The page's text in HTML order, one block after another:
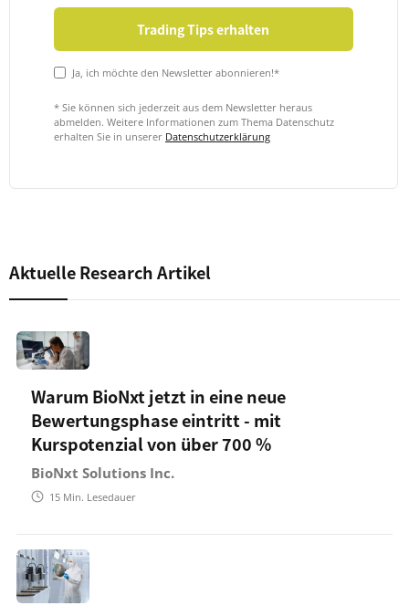
Ja, ich möchte den Newsletter abonnieren!*
* Sie können sich jederzeit aus dem Newsletter heraus
abmelden. Weitere Informationen zum Thema Datenschutz
erhalten Sie in unserer Datenschutzerklärung
Aktuelle Research Artikel
Warum BioNxt jetzt in eine neue
Bewertungsphase eintritt - mit
Kurspotenzial von über 700 %
BioNxt Solutions Inc.
15 Min. Lesedauer